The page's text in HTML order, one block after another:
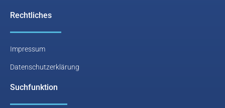
Rechtliches
Impressum
Datenschutzerklärung
Suchfunktion